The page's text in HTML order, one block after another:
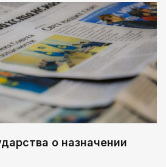
о назначении